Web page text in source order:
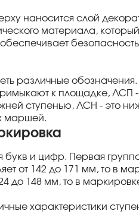
наносится слой
материала,
различные
к площадке, ЛСП
ступенью, ЛСН - это
маршей.
и цифр. Первая
от 142 до 171 мм, то в
до 148 мм, то в
характеристики